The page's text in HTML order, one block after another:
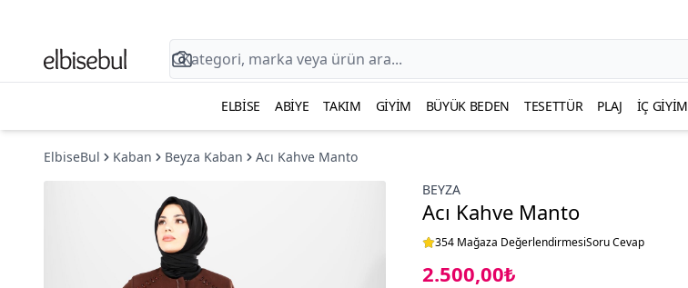
ELBISE ABIYE TAKIM GIYIM BÜYÜK BEDEN TESETTÜR PLAJ İÇ GIYIM
ElbiseBul Kaban Beyza Kaban
Acı Kahve Manto
BEYZA
Acı Kahve Manto
354 Mağaza DeğerlendirmesiSoru Cevap
2.500,00₺